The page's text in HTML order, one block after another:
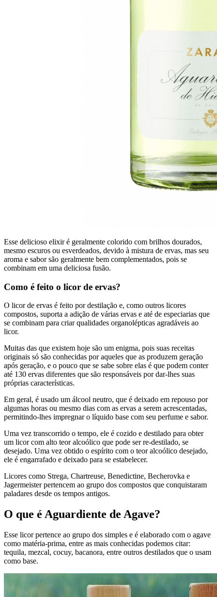
Esse delicioso elixir é geralmente colorido com brilhos dourados,
mesmo escuros ou esverdeados, devido à mistura de ervas, mas seu
aroma e sabor são geralmente bem complementados, pois se
combinam em uma deliciosa fusão.
Como é feito o licor de ervas?
O licor de ervas é feito por destilação e, como outros licores
compostos, suporta a adição de várias ervas e até de especiarias que
se combinam para criar qualidades organolépticas agradáveis ao
licor.
Muitas das que existem hoje são um enigma, pois suas receitas
originais só são conhecidas por aqueles que as produzem geração
após geração, e o pouco que se sabe sobre elas é que podem conter
até 130 ervas diferentes que são responsáveis por dar-lhes suas
próprias características.
Em geral, é usado um álcool neutro, que é deixado em repouso por
algumas horas ou mesmo dias com as ervas a serem acrescentadas,
permitindo-lhes impregnar o líquido base com seu perfume e sabor.
Uma vez transcorrido o tempo, ele é cozido e destilado para obter
um licor com alto teor alcoólico que pode ser re-destilado, se
desejado. Uma vez obtido o espírito com o teor alcoólico desejado,
ele é engarrafado e deixado para se estabelecer.
Licores como Strega, Chartreuse, Benedictine, Becherovka e
Jagermeister pertencem ao grupo dos compostos que conquistaram
paladares desde os tempos antigos.
O que é Aguardiente de Agave?
Esse licor pertence ao grupo dos simples e é elaborado com o agave
como matéria-prima, entre as mais conhecidas podemos citar:
tequila, mezcal, cocuy, bacanora, entre outros destilados que o usam
como base.